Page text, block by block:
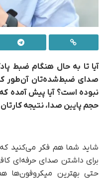
آیا تا به حال هنگام ضبط
صدای ضبط‌شده‌تان آن‌طور
نبوده است؟ آیا پیش آمده
حجم پایین صدا، نتیجه
شاید شما هم فکر می‌کنید
برای داشتن صدای حرفه‌ای
حتی بهترین